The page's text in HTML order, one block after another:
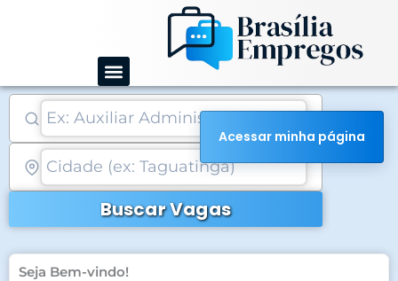
conteúdo
Buscar Vagas
Seja Bem-vindo!
Acessar minha página